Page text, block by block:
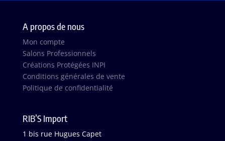
A propos de nous
Mon compte
Salons Professionnels
Créations Protégées INPI
Conditions générales de vente
Politique de confidentialité
RIB’S Import
1 bis rue Hugues Capet